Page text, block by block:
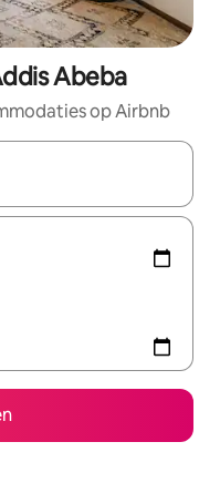
Abeba
op Airbnb
zijn, maak je een keuze